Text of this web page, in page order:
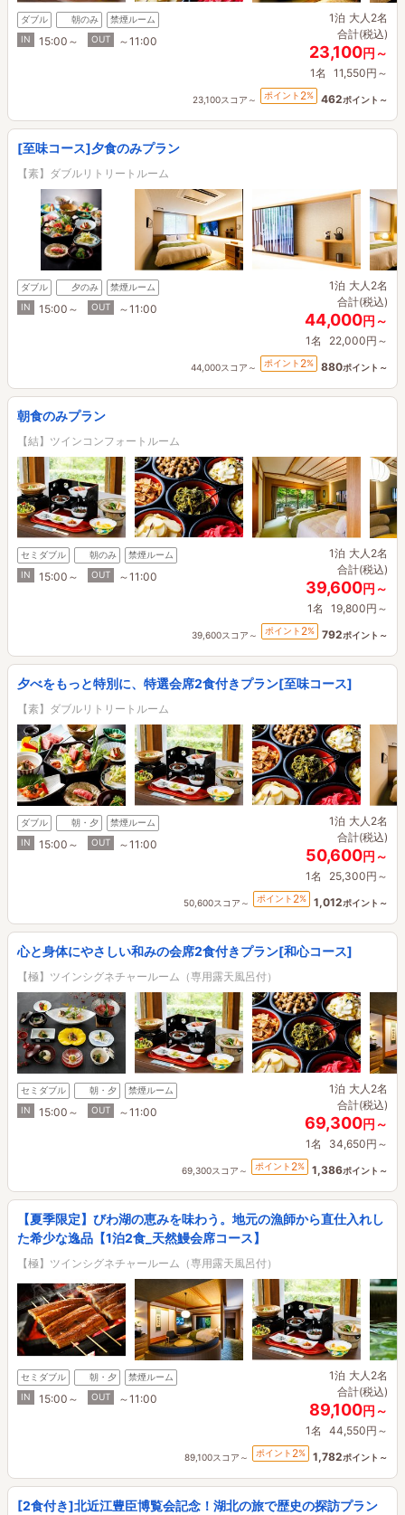
ダブル 朝のみ
禁煙ルーム
IN
15:00～ OUT ～11:00
1泊 大人2名
合計(税込)
23,100円～
1名 11,550円～
23,100スコア～ ポイント 2% 462ポイント～
[至味コース]夕食のみプラン
【素】ダブルリトリートルーム
ダブル 夕のみ
禁煙ルーム
IN
15:00～ OUT ～11:00
1泊 大人2名
合計(税込)
44,000円～
1名 22,000円～
44,000スコア～ ポイント 2% 880ポイント～
朝食のみプラン
【結】ツインコンフォートルーム
セミダブル 朝のみ
禁煙ルーム
IN
15:00～ OUT ～11:00
1泊 大人2名
合計(税込)
39,600円～
1名 19,800円～
39,600スコア～ ポイント 2% 792ポイント～
夕べをもっと特別に、特選会席2食付きプラン[至味コース]
【素】ダブルリトリートルーム
ダブル 朝・夕
禁煙ルーム
IN
15:00～ OUT ～11:00
1泊 大人2名
合計(税込)
50,600円～
1名 25,300円～
50,600スコア～ ポイント 2% 1,012ポイント～
心と身体にやさしい和みの会席2食付きプラン[和心コース]
【極】ツインシグネチャールーム（専用露天風呂付）
セミダブル 朝・夕
禁煙ルーム
IN
15:00～ OUT ～11:00
1泊 大人2名
合計(税込)
69,300円～
1名 34,650円～
69,300スコア～ ポイント 2% 1,386ポイント～
【夏季限定】びわ湖の恵みを味わう。地元の漁師から直仕入れし
た希少な逸品【1泊2食_天然鰻会席コース】
【極】ツインシグネチャールーム（専用露天風呂付）
セミダブル 朝・夕
禁煙ルーム
IN
15:00～ OUT ～11:00
1泊 大人2名
合計(税込)
89,100円～
1名 44,550円～
89,100スコア～ ポイント 2% 1,782ポイント～
[2食付き]北近江豊臣博覧会記念！湖北の旅で歴史の探訪プラン